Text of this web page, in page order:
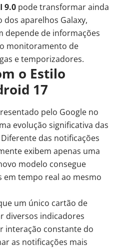
9.0 pode transformar ainda
dos aparelhos Galaxy,
depende de informações
monitoramento de
e temporizadores.
o Estilo
17
pelo Google no
evolução significativa das
Diferente das notificações
exibem apenas uma
modelo consegue
tempo real ao mesmo
um único cartão de
diversos indicadores
interação constante do
as notificações mais